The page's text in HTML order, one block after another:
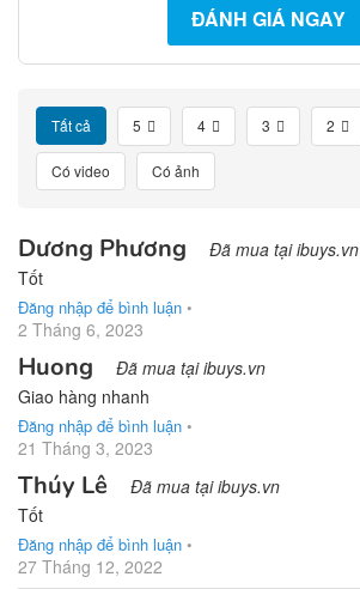
ĐÁNH GIÁ NGAY
Tất cả 5 4 3 2
Có video Có ảnh
Dương Phương Đã mua tại ibuys.vn
Tốt
Đăng nhập để bình luận •
2 Tháng 6, 2023
Huong Đã mua tại ibuys.vn
Giao hàng nhanh
Đăng nhập để bình luận •
21 Tháng 3, 2023
Thúy Lê Đã mua tại ibuys.vn
Tốt
Đăng nhập để bình luận •
27 Tháng 12, 2022